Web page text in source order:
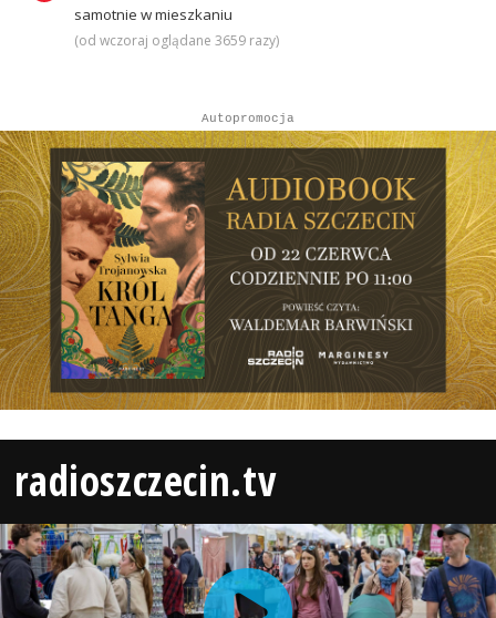
samotnie w mieszkaniu
(od wczoraj oglądane 3659 razy)
Autopromocja
radioszczecin.tv